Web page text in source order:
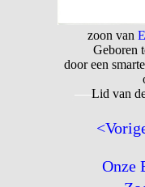
zoon van
Geboren
door een
Lid van
Onze